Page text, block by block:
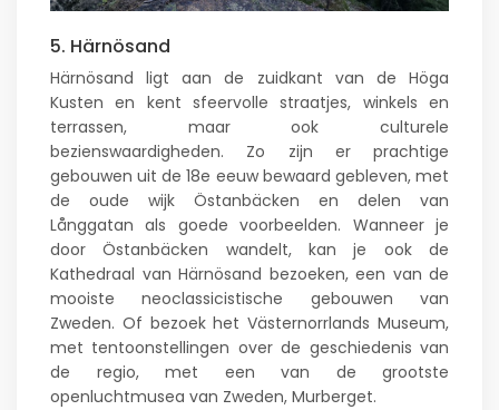
5. Härnösand
Härnösand ligt aan de zuidkant van de Höga
Kusten en kent sfeervolle straatjes, winkels en
terrassen, maar ook culturele
bezienswaardigheden. Zo zijn er prachtige
gebouwen uit de 18e eeuw bewaard gebleven, met
de oude wijk Östanbäcken en delen van
Långgatan als goede voorbeelden. Wanneer je
door Östanbäcken wandelt, kan je ook de
Kathedraal van Härnösand bezoeken, een van de
mooiste neoclassicistische gebouwen van
Zweden. Of bezoek het Västernorrlands Museum,
met tentoonstellingen over de geschiedenis van
de regio, met een van de grootste
openluchtmusea van Zweden, Murberget.